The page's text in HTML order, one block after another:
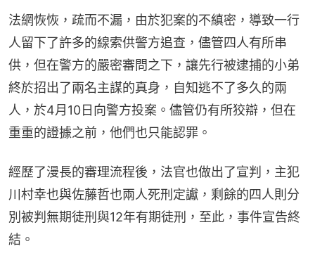
法網恢恢，疏而不漏，由於犯案的不縝密，導致一行
人留下了許多的線索供警方追查，儘管四人有所串
供，但在警方的嚴密審問之下，讓先行被逮捕的小弟
終於招出了兩名主謀的真身，自知逃不了多久的兩
人，於4月10日向警方投案。儘管仍有所狡辯，但在
重重的證據之前，他們也只能認罪。
經歷了漫長的審理流程後，法官也做出了宣判，主犯
川村幸也與佐藤哲也兩人死刑定讞，剩餘的四人則分
別被判無期徒刑與12年有期徒刑，至此，事件宣告終
結。